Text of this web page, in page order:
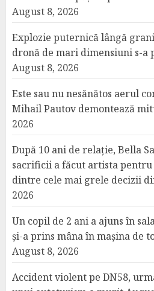
August 8, 2026
Explozie puternică lângă
dronă de mari dimensiuni s-
August 8, 2026
Este sau nu nesănătos aerul
Mihail Pautov demontează
2026
După 10 ani de relație, Bella
sacrificii a făcut artista pentru
dintre cele mai grele decizii
2026
Un copil de 2 ani a ajuns în
și-a prins mâna în mașina de
August 8, 2026
Accident violent pe DN58,